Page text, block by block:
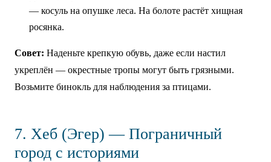
— косуль на опушке леса. На болоте растёт хищная
росянка.
Совет: Наденьте крепкую обувь, даже если настил
укреплён — окрестные тропы могут быть грязными.
Возьмите бинокль для наблюдения за птицами.
7. Хеб (Эгер) — Пограничный
город с историями